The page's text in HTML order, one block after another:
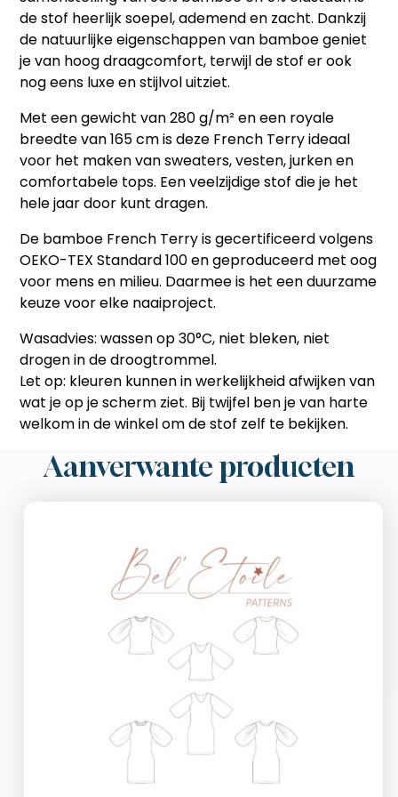
de stof heerlijk soepel, ademend en zacht. Dankzij
de natuurlijke eigenschappen van bamboe geniet
je van hoog draagcomfort, terwijl de stof er ook
nog eens luxe en stijlvol uitziet.
Met een gewicht van 280 g/m² en een royale
breedte van 165 cm is deze French Terry ideaal
voor het maken van sweaters, vesten, jurken en
comfortabele tops. Een veelzijdige stof die je het
hele jaar door kunt dragen.
De bamboe French Terry is gecertificeerd volgens
OEKO-TEX Standard 100 en geproduceerd met oog
voor mens en milieu. Daarmee is het een duurzame
keuze voor elke naaiproject.
Wasadvies: wassen op 30°C, niet bleken, niet
drogen in de droogtrommel.
Let op: kleuren kunnen in werkelijkheid afwijken van
wat je op je scherm ziet. Bij twijfel ben je van harte
welkom in de winkel om de stof zelf te bekijken.
Aanverwante producten